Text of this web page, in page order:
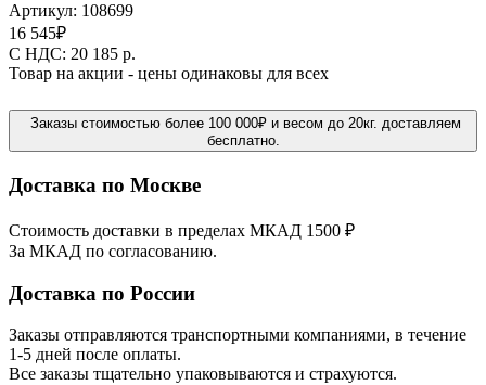
Артикул: 108699
16 545₽
C НДС: 20 185 р.
Товар на акции - цены одинаковы для всех
Заказы стоимостью более 100 000₽ и весом до 20кг. доставляем
бесплатно.
Доставка по Москве
Стоимость доставки в пределах МКАД 1500 ₽
За МКАД по согласованию.
Доставка по России
Заказы отправляются транспортными компаниями, в течение
1-5 дней после оплаты.
Все заказы тщательно упаковываются и страхуются.